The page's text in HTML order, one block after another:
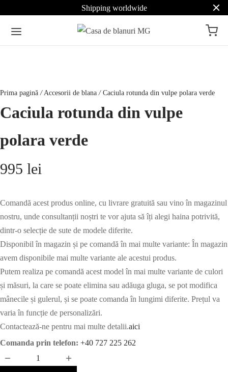
Shipping worldwide
Prima pagină / Accesorii de blana /Caciula rotunda din vulpe polara verde
Caciula rotunda din vulpe
polara verde
995 lei
Comandă acest produs online, cu livrare gratuită sau vino în magazinul
nostru, unde consultanții noștri te vor ajuta să îți alegi haina potrivită,
dintr-o selecție de sute de modele diferite.
Disponibil în magazin și pe comandă în mai multe variante: În magazin
avem disponibile mai multe variante ale acestui produs.
Putem realiza pe comandă acest model în mai multe variante de culori
și măsuri, la care se poate elimina sau adăuga gluga, se pot modifica
mânecile și gulerul, și se poate comanda în lungimi diferite. Prețul va
varia în funcție de personalizări.
Contactează-ne pentru mai multe detalii.aici
Comanda prin telefon: +40 727 225 262